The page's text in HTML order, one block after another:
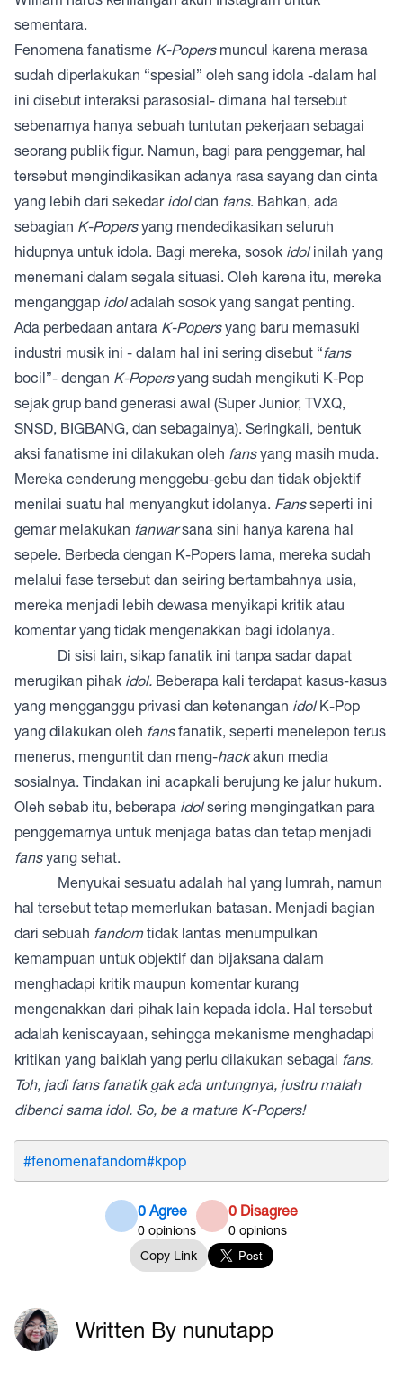
sementara.
Fenomena fanatisme K-Popers muncul karena merasa
sudah diperlakukan “spesial” oleh sang idola -dalam hal
ini disebut interaksi parasosial- dimana hal tersebut
sebenarnya hanya sebuah tuntutan pekerjaan sebagai
seorang publik figur. Namun, bagi para penggemar, hal
tersebut mengindikasikan adanya rasa sayang dan cinta
yang lebih dari sekedar idoldan fans. Bahkan, ada
sebagian K-Popersyang mendedikasikan seluruh
hidupnya untuk idola. Bagi mereka, sosok idol inilah yang
menemani dalam segala situasi. Oleh karena itu, mereka
menganggap idoladalah sosok yang sangat penting.
Ada perbedaan antara K-Popersyang baru memasuki
industri musik ini - dalam hal ini sering disebut “fans
bocil”- dengan K-Popersyang sudah mengikuti K-Pop
sejak grup band generasi awal (Super Junior, TVXQ,
SNSD, BIGBANG, dan sebagainya). Seringkali, bentuk
aksi fanatisme ini dilakukan oleh fansyang masih muda.
Mereka cenderung menggebu-gebu dan tidak objektif
menilai suatu hal menyangkut idolanya. Fansseperti ini
gemar melakukan fanwarsana sini hanya karena hal
sepele. Berbeda dengan K-Popers lama, mereka sudah
melalui fase tersebut dan seiring bertambahnya usia,
mereka menjadi lebih dewasa menyikapi kritik atau
komentar yang tidak mengenakkan bagi idolanya.
Di sisi lain, sikap fanatik ini tanpa sadar dapat
merugikan pihak idol. Beberapa kali terdapat kasus-kasus
yang mengganggu privasi dan ketenangan idol K-Pop
yang dilakukan oleh fansfanatik, seperti menelepon terus
menerus, menguntit dan meng-hackakun media
sosialnya. Tindakan ini acapkali berujung ke jalur hukum.
Oleh sebab itu, beberapa idolsering mengingatkan para
penggemarnya untuk menjaga batas dan tetap menjadi
fansyang sehat.
Menyukai sesuatu adalah hal yang lumrah, namun
hal tersebut tetap memerlukan batasan. Menjadi bagian
dari sebuah fandomtidak lantas menumpulkan
kemampuan untuk objektif dan bijaksana dalam
menghadapi kritik maupun komentar kurang
mengenakkan dari pihak lain kepada idola. Hal tersebut
adalah keniscayaan, sehingga mekanisme menghadapi
kritikan yang baiklah yang perlu dilakukan sebagai fans.
Toh, jadi fans fanatik gak ada untungnya, justru malah
dibenci sama idol. So, be a mature K-Popers!
#fenomenafandom#kpop
0 Agree
0 opinions
0 Disagree
0 opinions
Copy Link
Written By nunutapp